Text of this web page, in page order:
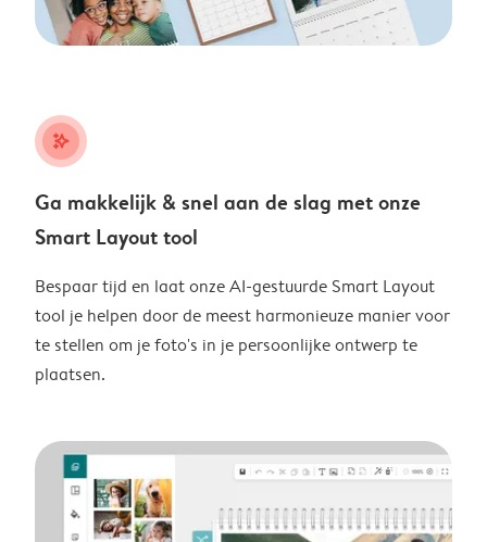
stars_plus
Ga makkelijk & snel aan de slag met onze
Smart Layout tool
Bespaar tijd en laat onze AI-gestuurde Smart Layout
tool je helpen door de meest harmonieuze manier voor
te stellen om je foto's in je persoonlijke ontwerp te
plaatsen.